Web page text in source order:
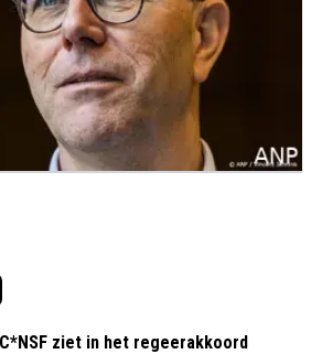
ziet in het regeerakkoord